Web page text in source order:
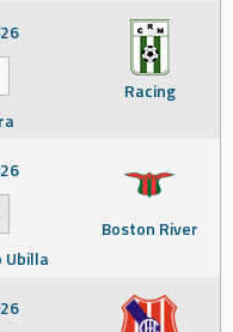
Racing
Boston River
Ubilla